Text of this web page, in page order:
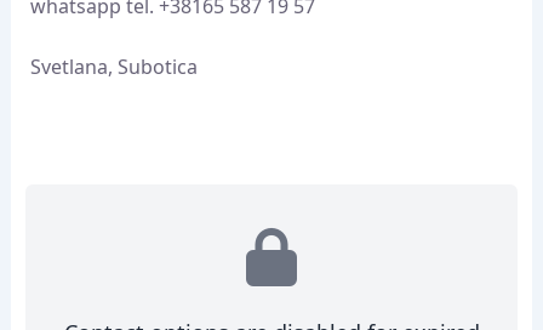
whatsapp tel. +38165 587 19 57
Svetlana, Subotica